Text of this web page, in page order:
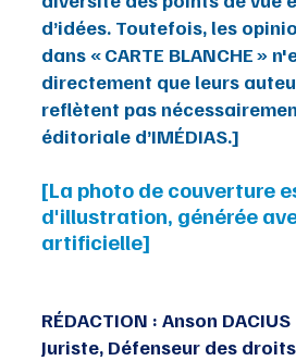
d’idées. Toutefois, les
dans « CARTE BLANCHE »
directement que leurs
reflètent pas
éditoriale d’IMÉDIAS.]
[La photo de couverture
d'illustration, générée
artificielle]
RÉDACTION : Anson DACIUS
Juriste, Défenseur des